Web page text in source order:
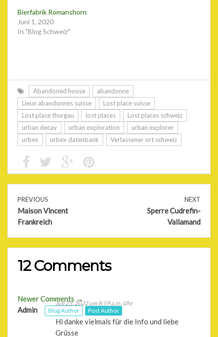
Bierfabrik Romanshorn
Juni 1, 2020
In "Blog Schweiz"
Abandoned house
abandonne
Lieux abandonnes suisse
Lost place suisse
Lost place thurgau
lost places
Lost places schweiz
urban decay
urban exploration
urban explorer
urbex
urbex datenbank Verlassener ort schweiz
PREVIOUS
Maison Vincent
Frankreich
NEXT
Sperre Cudrefin-
Vallamand
12 Comments
Comment
navigation
Newer Comments →
Blog Author Post Author
Admin
Juli 23, 2022 um 8:59 a.m. Uhr
Hi danke vielmals für die Info und liebe
Grüsse
Comment
navigation